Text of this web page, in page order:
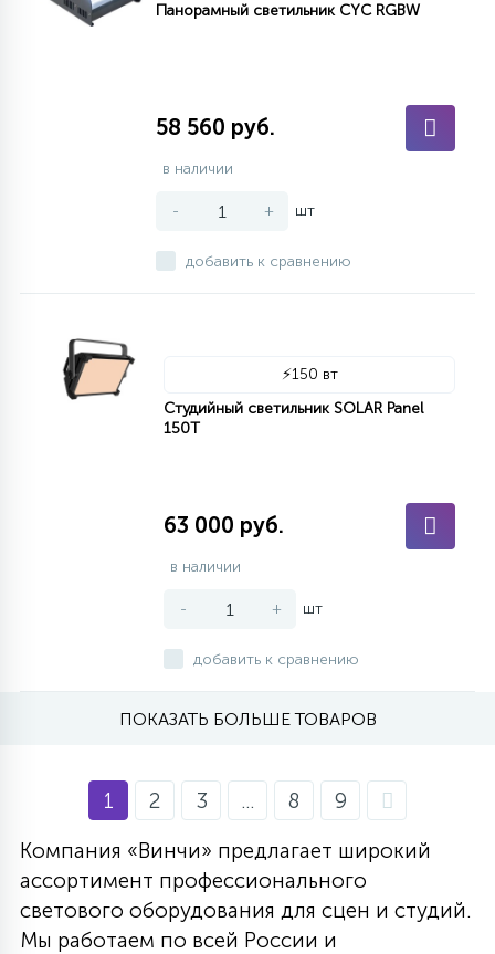
Панорамный светильник CYC RGBW
58 560 руб.
в наличии
- + шт
добавить к сравнению
⚡150 вт
Студийный светильник SOLAR Panel
150T
63 000 руб.
в наличии
- + шт
добавить к сравнению
ПОКАЗАТЬ БОЛЬШЕ ТОВАРОВ
1 2 3 ... 8
9
Компания «Винчи» предлагает широкий
ассортимент профессионального
светового оборудования для сцен и студий.
Мы работаем по всей России и